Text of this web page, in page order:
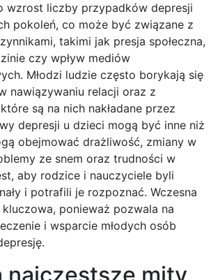
wzrost liczby przypadków depresji
pokoleń, co może być związane z
takimi jak presja społeczna,
czy wpływ mediów
Młodzi ludzie często borykają się
nawiązywaniu relacji oraz z
są na nich nakładane przez
depresji u dzieci mogą być inne niż
obejmować drażliwość, zmiany w
ze snem oraz trudności w
aby rodzice i nauczyciele byli
i potrafili je rozpoznać. Wczesna
ponieważ pozwala na
i wsparcie młodych osób